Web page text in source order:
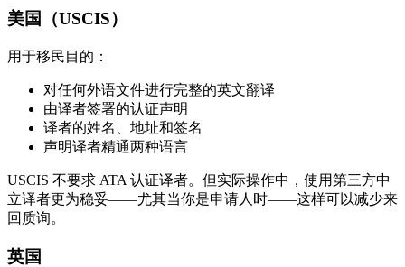
美国（USCIS）
用于移民目的：
对任何外语文件进行完整的英文翻译
由译者签署的认证声明
译者的姓名、地址和签名
声明译者精通两种语言
USCIS 不要求 ATA 认证译者。但实际操作中，使用第三方中
立译者更为稳妥——尤其当你是申请人时——这样可以减少来
回质询。
英国